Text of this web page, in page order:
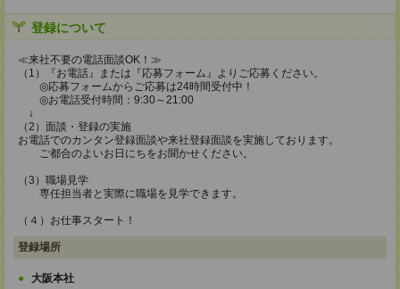
登録について
≪来社不要の電話面談OK！≫
（1）『お電話』または『応募フォーム』よりご応募ください。
◎応募フォームからご応募は24時間受付中！
◎お電話受付時間：9:30～21:00
↓
（2）面談・登録の実施
お電話でのカンタン登録面談や来社登録面談を実施しております。
ご都合のよいお日にちをお聞かせください。
（3）職場見学
専任担当者と実際に職場を見学できます。
（４）お仕事スタート！
登録場所
大阪本社